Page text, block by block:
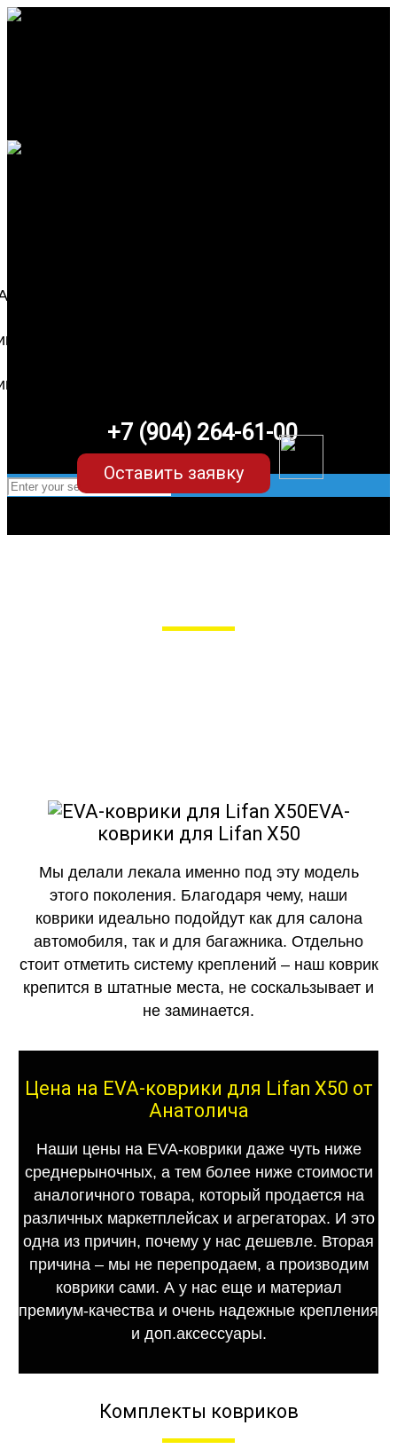
+7 (904) 264-61-00
Оставить заявку
EVA-
коврики для Lifan X50
Мы делали лекала именно под эту модель
этого поколения. Благодаря чему, наши
коврики идеально подойдут как для салона
автомобиля, так и для багажника. Отдельно
стоит отметить систему креплений – наш коврик
крепится в штатные места, не соскальзывает и
не заминается.
Цена на EVA-коврики для Lifan X50 от
Анатолича
Наши цены на EVA-коврики даже чуть ниже
среднерыночных, а тем более ниже стоимости
аналогичного товара, который продается на
различных маркетплейсах и агрегаторах. И это
одна из причин, почему у нас дешевле. Вторая
причина – мы не перепродаем, а производим
коврики сами. А у нас еще и материал
премиум-качества и очень надежные крепления
и доп.аксессуары.
Комплекты ковриков